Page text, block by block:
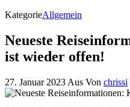
KategorieAllgemein
Neueste
ist wieder offen!
27. Januar 2023 Aus Von chrissi